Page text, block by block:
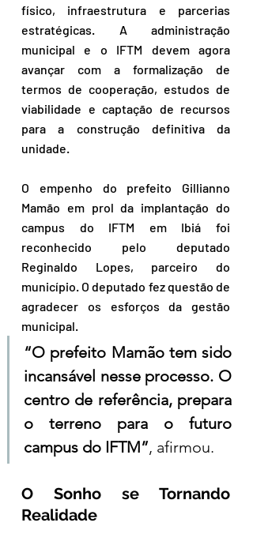
físico, infraestrutura e parcerias
estratégicas. A administração
municipal e o IFTM devem agora
avançar com a formalização de
termos de cooperação, estudos de
viabilidade e captação de recursos
para a construção definitiva da
unidade.
O empenho do prefeito Gillianno
Mamão em prol da implantação do
campus do IFTM em Ibiá foi
reconhecido pelo deputado
Reginaldo Lopes, parceiro do
município. O deputado fez questão de
agradecer os esforços da gestão
municipal.
“O prefeito Mamão tem sido
incansável nesse processo. O
centro de referência, prepara
o terreno para o futuro
campus do IFTM”, afirmou.
O Sonho se Tornando
Realidade